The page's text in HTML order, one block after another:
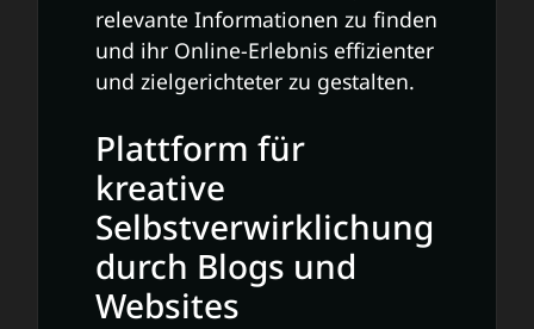
relevante Informationen zu finden
und ihr Online-Erlebnis effizienter
und zielgerichteter zu gestalten.
Plattform für
kreative
Selbstverwirklichung
durch Blogs und
Websites